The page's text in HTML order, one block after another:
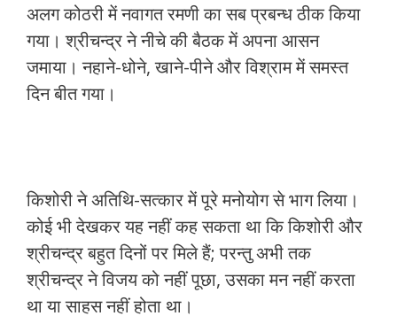
अलग कोठरी में नवागत रमणी का सब प्रबन्ध ठीक किया
गया। श्रीचन्द्र ने नीचे की बैठक में अपना आसन
जमाया। नहाने-धोने, खाने-पीने और विश्राम में समस्त
दिन बीत गया।
किशोरी ने अतिथि-सत्कार में पूरे मनोयोग से भाग लिया।
कोई भी देखकर यह नहीं कह सकता था कि किशोरी और
श्रीचन्द्र बहुत दिनों पर मिले हैं; परन्तु अभी तक
श्रीचन्द्र ने विजय को नहीं पूछा, उसका मन नहीं करता
था या साहस नहीं होता था।